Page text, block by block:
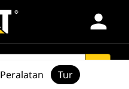
person
Peralatan Tur